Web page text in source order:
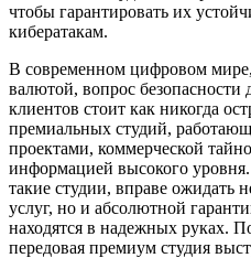
чтобы гарантировать их
кибератакам.
В современном цифровом
валютой, вопрос
клиентов стоит как никогда
премиальных студий,
проектами, коммерческой
информацией высокого
такие студии, вправе ожидать
услуг, но и абсолютной
находятся в надежных руках.
передовая премиум студия